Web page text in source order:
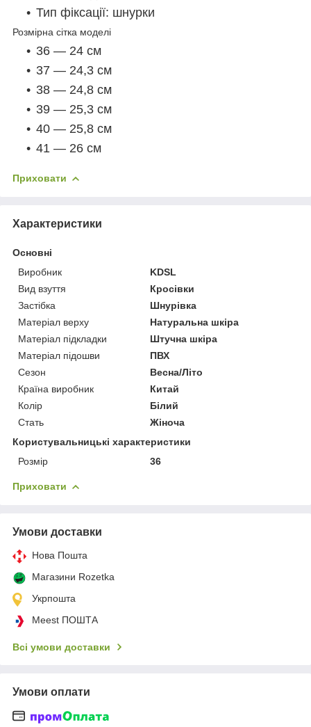
Тип фіксації: шнурки
Розмірна сітка моделі
36 — 24 см
37 — 24,3 см
38 — 24,8 см
39 — 25,3 см
40 — 25,8 см
41 — 26 см
Приховати
Характеристики
Основні
Виробник
KDSL
Вид взуття
Кросівки
Застібка
Шнурівка
Матеріал верху
Натуральна шкіра
Матеріал підкладки
Штучна шкіра
Матеріал підошви
ПВХ
Сезон
Весна/Літо
Країна виробник
Китай
Колір
Білий
Стать
Жіноча
Користувальницькі характеристики
Розмір
36
Приховати
Умови доставки
Нова Пошта
Магазини Rozetka
Укрпошта
Meest ПОШТА
Всі умови доставки
Умови оплати